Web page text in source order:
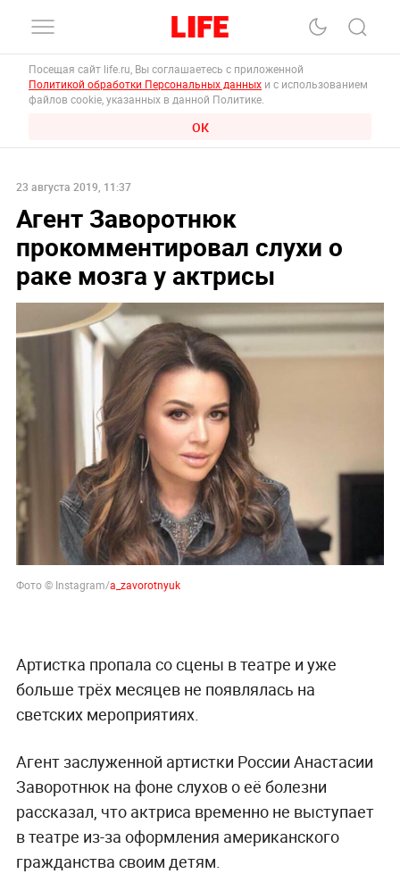
Посещая сайт life.ru, Вы соглашаетесь с приложенной
Политикой обработки Персональных данных и с использованием
файлов cookie, указанных в данной Политике.
ОК
23 августа 2019, 11:37
Агент Заворотнюк
прокомментировал слухи о
раке мозга у актрисы
Фото © Instagram/a_zavorotnyuk
Артистка пропала со сцены в театре и уже
больше трёх месяцев не появлялась на
светских мероприятиях.
Агент заслуженной артистки России Анастасии
Заворотнюк на фоне слухов о её болезни
рассказал, что актриса временно не выступает
в театре из-за оформления американского
гражданства своим детям.